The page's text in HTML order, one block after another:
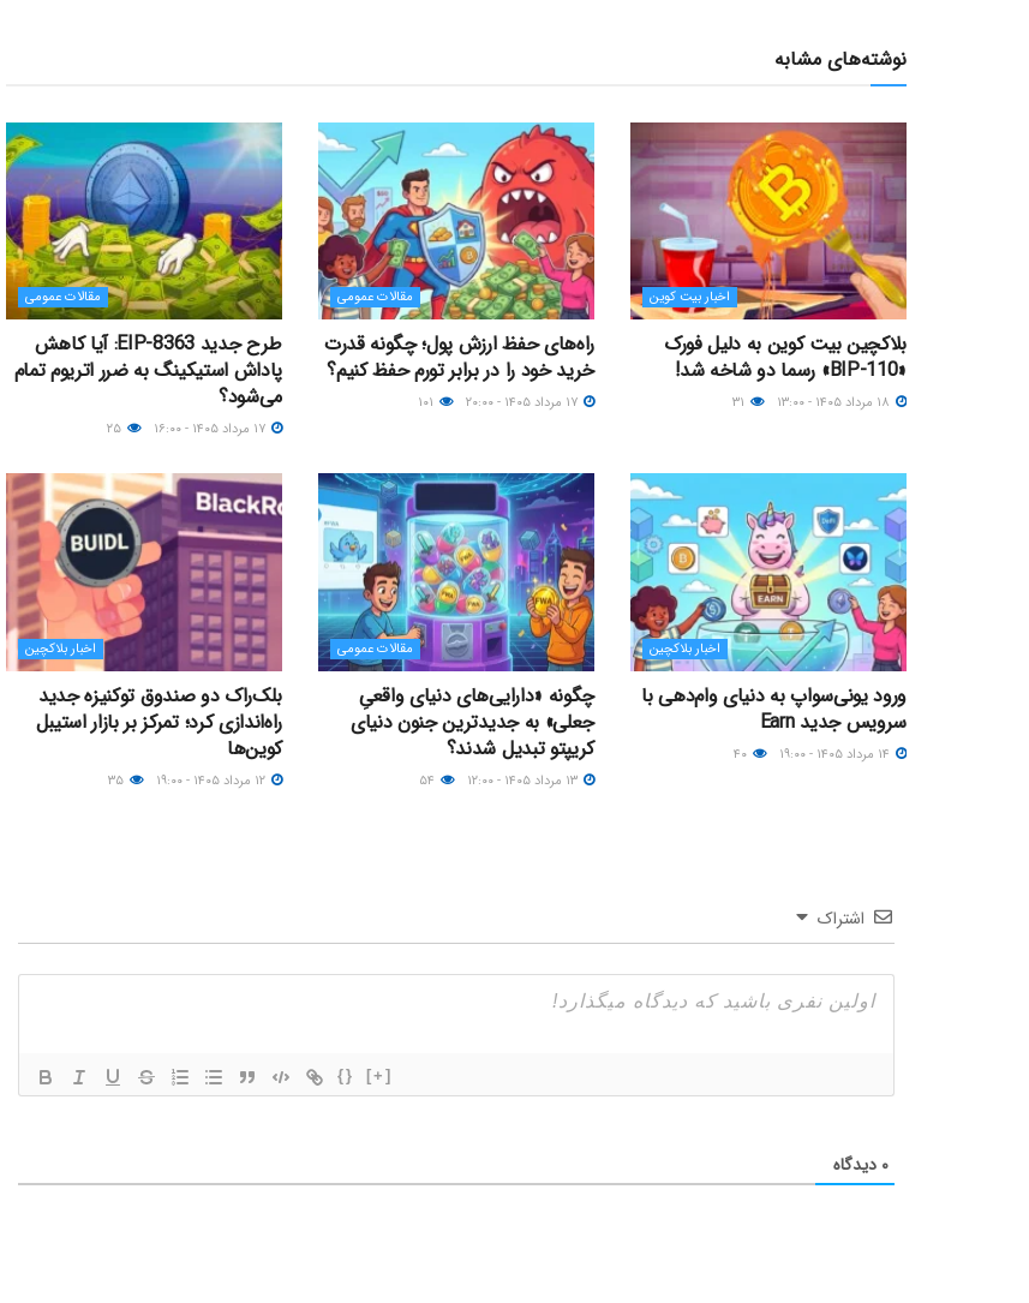
نوشته‌های مشابه
اخبار بیت کوین
بلاکچین بیت کوین به دلیل فورک
«BIP-110» رسما دو شاخه شد!
مقالات عمومی
راه‌های حفظ ارزش پول؛ چگونه قدرت
خرید خود را در برابر تورم حفظ کنیم؟
مقالات عمومی
طرح جدید EIP-8363: آیا کاهش
پاداش استیکینگ به ضرر اتریوم تمام
می‌شود؟
اخبار بلاکچین
ورود یونی‌سواپ به دنیای وام‌دهی با
سرویس جدید Earn
مقالات عمومی
چگونه «دارایی‌های دنیای واقعیِ
جعلی» به جدیدترین جنون دنیای
کریپتو تبدیل شدند؟
اخبار بلاکچین
بلک‌راک دو صندوق توکنیزه جدید
راه‌اندازی کرد؛ تمرکز بر بازار استیبل
کوین‌ها
اشتراک
{} [+]
۰ دیدگاه